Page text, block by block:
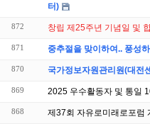
터)
872 창립 제25주년 기념일 및
871 중추절을 맞이하여.. 풍성
870 국가정보자원관리원(대전
869 2025 우수활동자 및 통일
868 제37회 자유로미래로포럼